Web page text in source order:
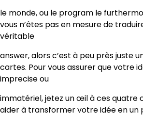
le monde, ou le program le
vous n’êtes pas en mesure de
véritable
answer, alors c’est à peu près juste
cartes. Pour vous assurer que votre
imprecise ou
immatériel, jetez un œil à ces quatre
aider à transformer votre idée en